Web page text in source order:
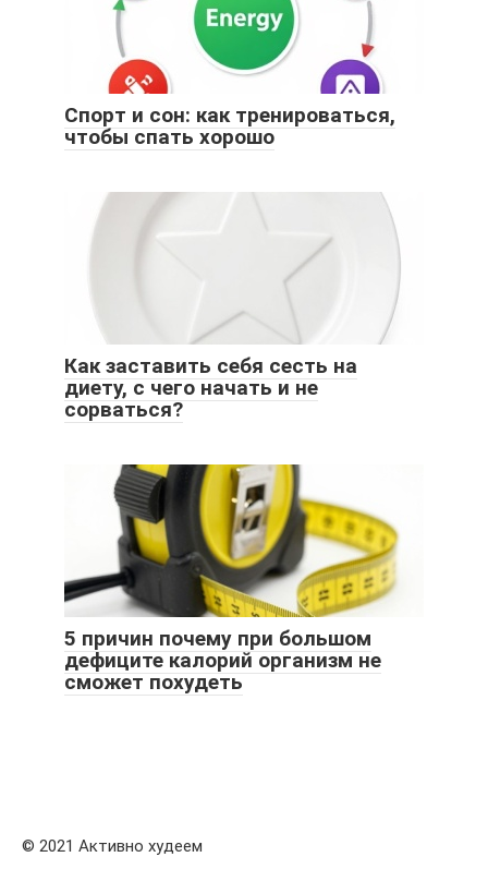
Спорт и сон: как тренироваться,
чтобы спать хорошо
Как заставить себя сесть на
диету, с чего начать и не
сорваться?
5 причин почему при большом
дефиците калорий организм не
сможет похудеть
© 2021 Активно худеем